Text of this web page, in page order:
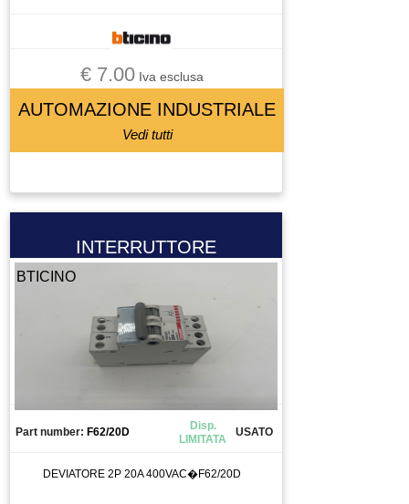
LETTORE BARCODE
LETTORE FLOPPY
LUBRIFICATORE
LUCI
MACCHINA UTENSILE
MADRINO
MANIPOLATORE
MANOMETRO
MICRO COMPONETE
MOLLA
€ 7.00Iva esclusa
AUTOMAZIONE INDUSTRIALE
Vedi tutti
INTERRUTTORE
BTICINO
Part number: F62/20D
Disp.
LIMITATA
USATO
DEVIATORE 2P 20A 400VAC�F62/20D